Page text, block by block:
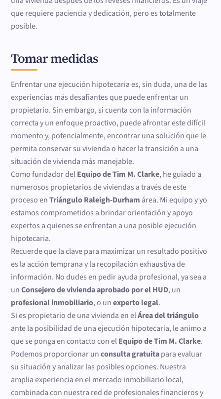
que requiere paciencia y dedicación, pero es totalmente
posible.
Tomar medidas
Enfrentar una ejecución hipotecaria es, sin duda, una de las
experiencias más desafiantes que puede enfrentar un
propietario. Sin embargo, si cuenta con la información
correcta y un enfoque proactivo, puede afrontar este difícil
momento y, potencialmente, encontrar una solución que le
permita conservar su vivienda o hacer la transición a una
situación de vivienda más manejable.
Como fundador delEquipo de Tim M. Clarke, he guiado a
numerosos propietarios de viviendas a través de este
proceso enTriángulo Raleigh-Durham área. Mi equipo y yo
estamos comprometidos a brindar orientación y apoyo
expertos a quienes se enfrentan a una posible ejecución
hipotecaria.
Recuerde que la clave para maximizar un resultado positivo
es la acción temprana y la recopilación exhaustiva de
información. No dudes en pedir ayuda profesional, ya sea a
unConsejero de vivienda aprobado por el HUD, un
profesional inmobiliario, o unexperto legal.
Si es propietario de una vivienda en elÁrea del triángulo
ante la posibilidad de una ejecución hipotecaria, le animo a
que se ponga en contacto con elEquipo de Tim M. Clarke.
Podemos proporcionar unconsulta gratuitapara evaluar
su situación y analizar las posibles opciones. Nuestra
amplia experiencia en el mercado inmobiliario local,
combinada con nuestra red de profesionales financieros y